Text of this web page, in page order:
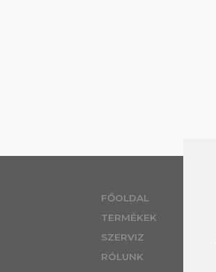
FŐOLDAL
TERMÉKEK
SZERVIZ
RÓLUNK